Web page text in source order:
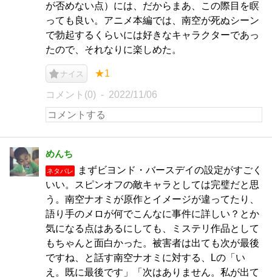
が否めない点）には、だからまあ、この際目を瞑
っても良い。アニメ本編では、南空が死ぬシーン
で勃起するくらいには好きなキャラクターであっ
たので、それなりに楽しめた。
ナイス ★1
コメント(0) 2022/11/06
めんち
ネタバレ
まずビヨンド・バースデイの設定がすごく
いい。スピンオフの敵キャラとしては完璧だと思
う。南空ナオミが原作とイメージが違ってたり、
語り手のメロが何でこんなに事件に詳しい？とか
気になる点はあるにしても、ミステリ作品として
もちゃんと面白かった。被害者は出ても次が最後
ですね、と話す南空ナオミに対する、Lの「い
え。既に最後です」「次はありません。私が出て